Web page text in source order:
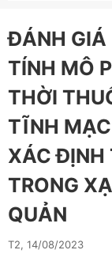
ĐÁNH GIÁ
TÍNH MÔ
THỜI
TĨNH
XÁC ĐỊNH
TRONG
QUẢN
T2, 14/08/2023